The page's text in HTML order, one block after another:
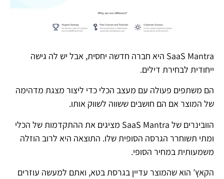
SaaS Mantra היא חברה חדשה יחסית, אבל יש לה גישה
ייחודית לבחירת דילים.
הם משתפים פעולה עם מעצב הכלי כדי ליצור מצגת מדהימה
של המוצר אם הם חושבים ששווה לשווק אותו.
הוובינרים של SaaS Mantra מציגים את ההתקדמות של הכלי
ומתי תשוחרר הגרסה הסופית שלו. התוצאה היא לרוב הוזלה
משמעותית במחיר הסופי.
הקאץ’ הוא שהמוצר עדיין בגרסת בטא, ואתם למעשה עוזרים